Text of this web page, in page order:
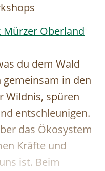
Oberland
du dem Wald
gemeinsam in den
Wildnis, spüren
entschleunigen.
das Ökosystem
Kräfte und
ist. Beim